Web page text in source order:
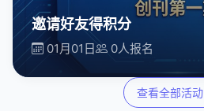
邀请好友得积分
01月01日 0人报名
查看全部活动